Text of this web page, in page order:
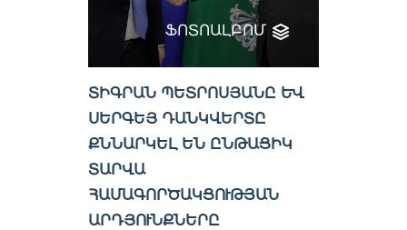
ՖՈՏՈԱԼԲՈՄ
ՏԻԳՐԱՆ ՊԵՏՐՈՍՅԱՆԸ ԵՎ
ՍԵՐԳԵՅ ԴԱՆԿՎԵՐՏԸ
ՔՆՆԱՐԿԵԼ ԵՆ ԸՆԹԱՑԻԿ
ՏԱՐՎԱ
ՀԱՄԱԳՈՐԾԱԿՑՈՒԹՅԱՆ
ԱՐԴՅՈՒՆՔՆԵՐԸ